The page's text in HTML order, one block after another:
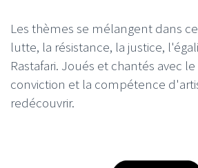
Les thèmes se mélangent dans
lutte, la résistance, la justice,
Rastafari. Joués et chantés avec
conviction et la compétence
redécouvrir.